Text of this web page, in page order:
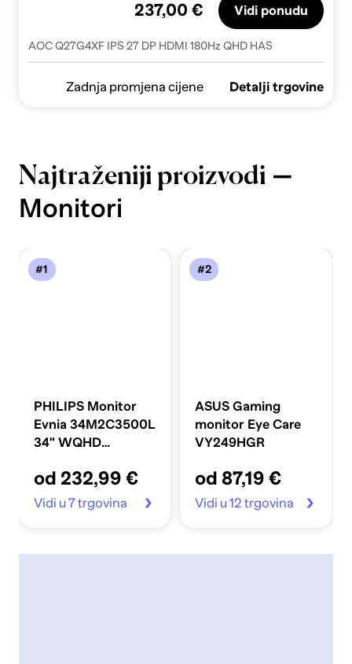
AOC Q27G4XF IPS 27 DP HDMI 180Hz QHD HAS
237,00 € Vidi ponudu
Zadnja promjena cijene Detalji trgovine
Najtraženiji proizvodi —
Monitori
#1
PHILIPS Monitor
Evnia 34M2C3500L
34" WQHD
od 232,99 €
Vidi u 7 trgovina
#2
ASUS Gaming
monitor Eye Care
VY249HGR
od 87,19 €
Vidi u 12 trgovina